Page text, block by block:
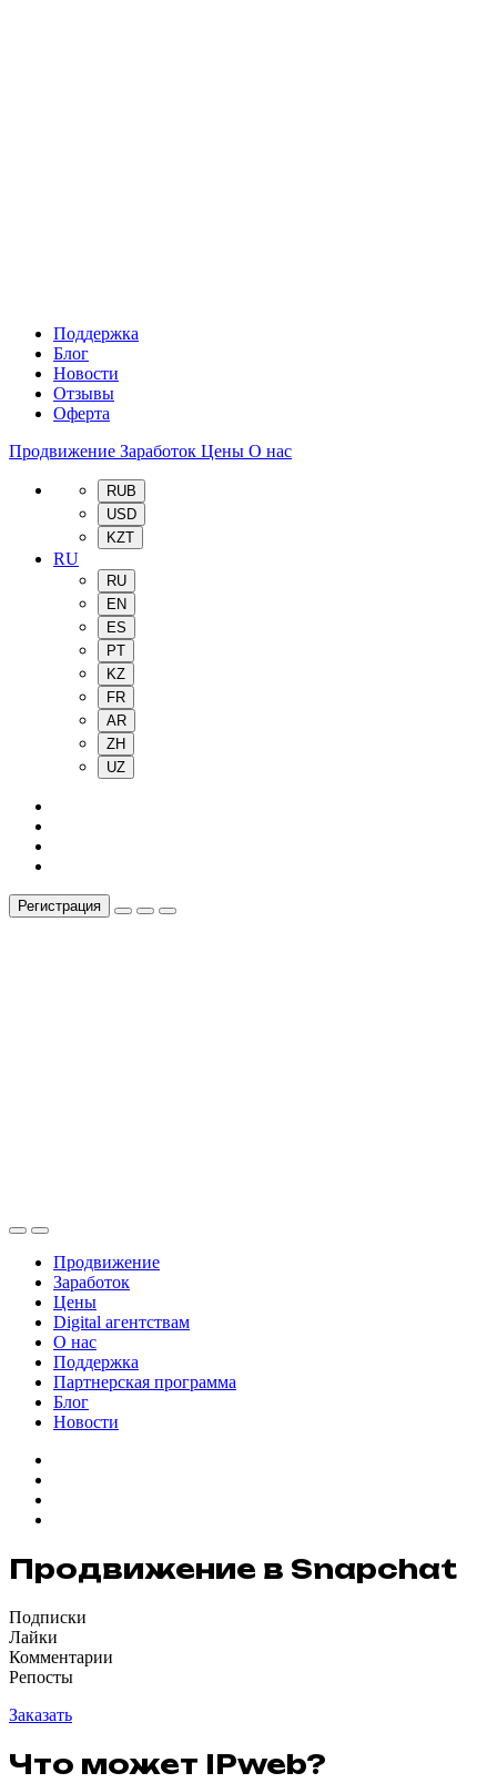
Поддержка
Блог
Новости
Отзывы
Оферта
Продвижение Заработок Цены О нас
RUB
USD
KZT
RU
RU
EN
ES
PT
KZ
FR
AR
ZH
UZ
Регистрация
Продвижение
Заработок
Цены
Digital агентствам
О нас
Поддержка
Партнерская программа
Блог
Новости
Продвижение в Snapchat
Подписки
Лайки
Комментарии
Репосты
Заказать
Что может IPweb?